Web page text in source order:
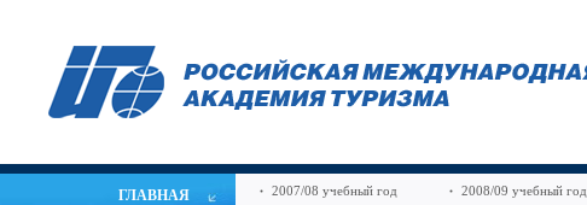
ГЛАВНАЯ 2007/08 учебный год 2008/09 учебный год